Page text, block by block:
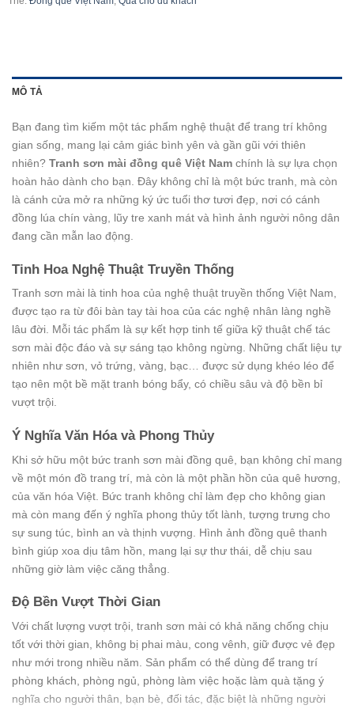
MÔ TẢ
Bạn đang tìm kiếm một tác phẩm nghệ thuật để trang trí không
gian sống, mang lại cảm giác bình yên và gần gũi với thiên
nhiên? Tranh sơn mài đồng quê Việt Nam chính là sự lựa chọn
hoàn hảo dành cho bạn. Đây không chỉ là một bức tranh, mà còn
là cánh cửa mở ra những ký ức tuổi thơ tươi đẹp, nơi có cánh
đồng lúa chín vàng, lũy tre xanh mát và hình ảnh người nông dân
đang cần mẫn lao động.
Tinh Hoa Nghệ Thuật Truyền Thống
Tranh sơn mài là tinh hoa của nghệ thuật truyền thống Việt Nam,
được tạo ra từ đôi bàn tay tài hoa của các nghệ nhân làng nghề
lâu đời. Mỗi tác phẩm là sự kết hợp tinh tế giữa kỹ thuật chế tác
sơn mài độc đáo và sự sáng tạo không ngừng. Những chất liệu tự
nhiên như sơn, vỏ trứng, vàng, bạc… được sử dụng khéo léo để
tạo nên một bề mặt tranh bóng bẩy, có chiều sâu và độ bền bỉ
vượt trội.
Ý Nghĩa Văn Hóa và Phong Thủy
Khi sở hữu một bức tranh sơn mài đồng quê, bạn không chỉ mang
về một món đồ trang trí, mà còn là một phần hồn của quê hương,
của văn hóa Việt. Bức tranh không chỉ làm đẹp cho không gian
mà còn mang đến ý nghĩa phong thủy tốt lành, tượng trưng cho
sự sung túc, bình an và thịnh vượng. Hình ảnh đồng quê thanh
bình giúp xoa dịu tâm hồn, mang lại sự thư thái, dễ chịu sau
những giờ làm việc căng thẳng.
Độ Bền Vượt Thời Gian
Với chất lượng vượt trội, tranh sơn mài có khả năng chống chịu
tốt với thời gian, không bị phai màu, cong vênh, giữ được vẻ đẹp
như mới trong nhiều năm. Sản phẩm có thể dùng để trang trí
phòng khách, phòng ngủ, phòng làm việc hoặc làm quà tặng ý
nghĩa cho người thân, bạn bè, đối tác, đặc biệt là những người